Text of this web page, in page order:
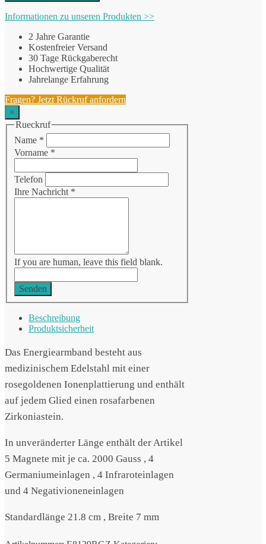
Informationen zu unseren Produkten >>
2 Jahre Garantie
Kostenfreier Versand
30 Tage Rückgaberecht
Hochwertige Qualität
Jahrelange Erfahrung
Fragen? Jetzt Rückruf anfordern
×
Rueckruf
Name *
Vorname *
Telefon
Ihre Nachricht *
If you are human, leave this field blank.
Senden
Beschreibung
Produktsicherheit
Das Energiearmband besteht aus
medizinischem Edelstahl mit einer
rosegoldenen Ionenplattierung und enthält
auf jedem Glied einen rosafarbenen
Zirkoniastein.
In unveränderter Länge enthält der Artikel
5 Magnete mit je ca. 2000 Gauss , 4
Germaniumeinlagen , 4 Infraroteinlagen
und 4 Negativioneneinlagen
Standardlänge 21.8 cm , Breite 7 mm